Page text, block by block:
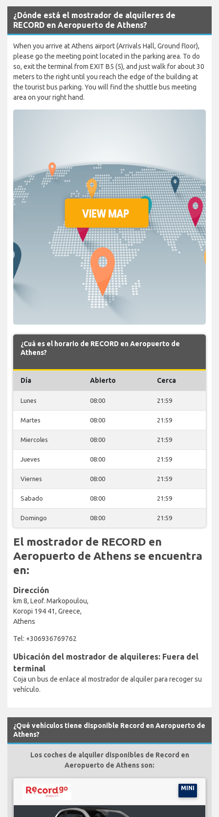
¿Dónde está el mostrador de alquileres de
RECORD en Aeropuerto de Athens?
When you arrive at Athens airport (Arrivals Hall, Ground floor),
please go the meeting point located in the parking area. To do
so, exit the terminal from EXIT B5 (5), and just walk for about 30
meters to the right until you reach the edge of the building at
the tourist bus parking. You will find the shuttle bus meeting
area on your right hand.
¿Cuá es el horario de RECORD en Aeropuerto de
Athens?
Día Abierto Cerca
Lunes 08:00 21:59
Martes 08:00 21:59
Miercoles 08:00 21:59
Jueves 08:00 21:59
Viernes 08:00 21:59
Sabado 08:00 21:59
Domingo 08:00 21:59
El mostrador de RECORD en
Aeropuerto de Athens se encuentra
en:
Dirección
km 8, Leof. Markopoulou,
Koropi 194 41, Greece,
Athens
Tel: +306936769762
Ubicación del mostrador de alquileres: Fuera del
terminal
Coja un bus de enlace al mostrador de alquiler para recoger su
vehículo.
¿Qué vehículos tiene disponible Record en Aeropuerto de
Athens?
Los coches de alquiler disponibles de Record en
Aeropuerto de Athens son:
MINI